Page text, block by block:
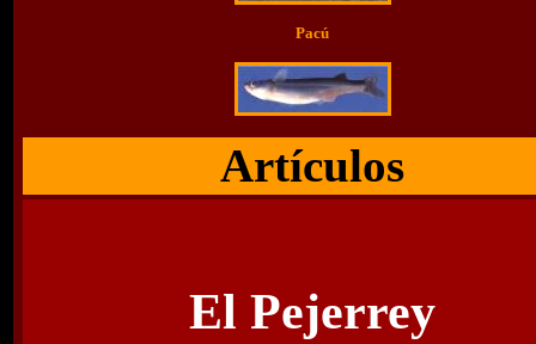
Pacú
Artículos
El Pejerrey